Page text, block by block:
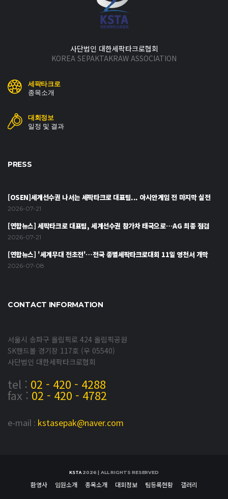
사단법인 대한세팍타크로협회
KOREA SEPAKTAKRAW ASSOCIATION
세팍타크로
종목소개
대회정보
일정 및 결과
PRESS
[OSEN]세계선수권 나서는 세팍타크로 대표팀... 아시안게임 전 마지막 실전
2026-07-21
[연합뉴스] 세팍타크로 대표팀, 세계선수권 참가차 태국으로…AG 최종 점검
2026-07-21
[연합뉴스] '세계무대 전초전'…전국 종별세팍타크로대회 11일 영천서 개막
2026-07-08
CONTACT INFORMATION
서울시 송파구 올림픽로 424 올림픽공원
SK핸드볼 경기장 117호 (우 05540)
사단법인 대한세팍타크로협회
tel : 02 - 420 - 4288
fax : 02 - 420 - 4782
e-mail : kstasepak@naver.com
KSTA2026 | ALL RIGHTS RESERVED
환영사 임원소개 종목소개 대회정보 팀등록현황 갤러리